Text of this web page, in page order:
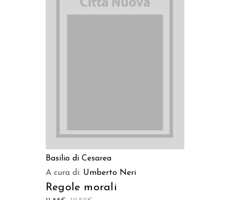
Basilio di Cesarea
A cura di: Umberto Neri
Regole morali